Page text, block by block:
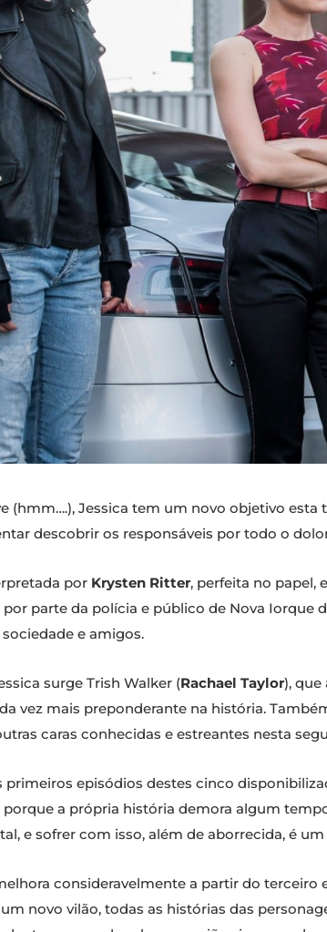
(hmm….), Jessica tem um novo objetivo
descobrir os responsáveis por todo o
por Krysten Ritter, perfeita no papel,
parte da polícia e público de Nova
e amigos.
surge Trish Walker (Rachael Taylor),
vez mais preponderante na história.
caras conhecidas e estreantes nesta
primeiros episódios destes cinco
a própria história demora algum
e sofrer com isso, além de aborrecida, é
consideravelmente a partir do terceiro
novo vilão, todas as histórias das